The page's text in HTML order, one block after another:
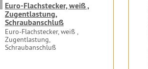
Euro-Flachstecker, weiß ,
Zugentlastung,
Schraubanschluß
Euro-Flachstecker, weiß ,
Zugentlastung,
Schraubanschluß